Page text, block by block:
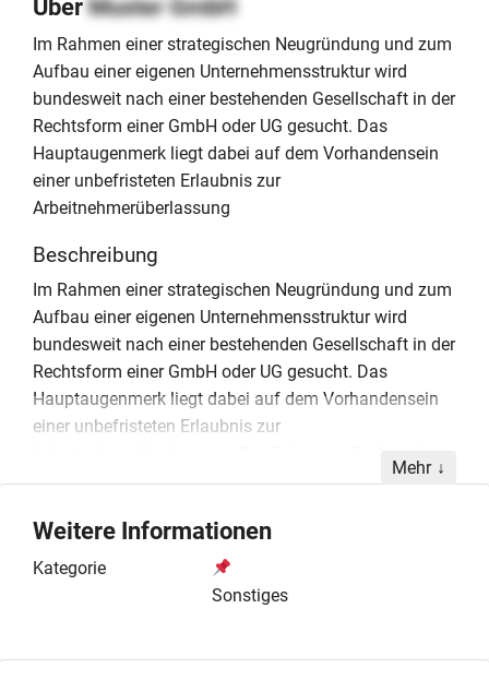
ÜberMuster GmbH
Im Rahmen einer strategischen Neugründung und zum
Aufbau einer eigenen Unternehmensstruktur wird
bundesweit nach einer bestehenden Gesellschaft in der
Rechtsform einer GmbH oder UG gesucht. Das
Hauptaugenmerk liegt dabei auf dem Vorhandensein
einer unbefristeten Erlaubnis zur
Arbeitnehmerüberlassung
Beschreibung
Im Rahmen einer strategischen Neugründung und zum
Aufbau einer eigenen Unternehmensstruktur wird
bundesweit nach einer bestehenden Gesellschaft in der
Rechtsform einer GmbH oder UG gesucht. Das
Hauptaugenmerk liegt dabei auf dem Vorhandensein
einer unbefristeten Erlaubnis zur
sich primär auf Gesellschaften ohne aktiven
eine saubere Übernahme der Hülle zu ermöglichen.
Dennoch sind Angebote von
Dienstleistungsunternehmen mit bis zu zehn
Mehr
Weitere Informationen
Kategorie
Sonstiges